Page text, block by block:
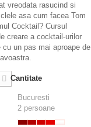
vreodata rasucind si
asa cum facea Tom
Cocktail? Cursul
creare a cocktail-urilor
cu un pas mai aproape de
Cantitate
Bucuresti
2 persoane